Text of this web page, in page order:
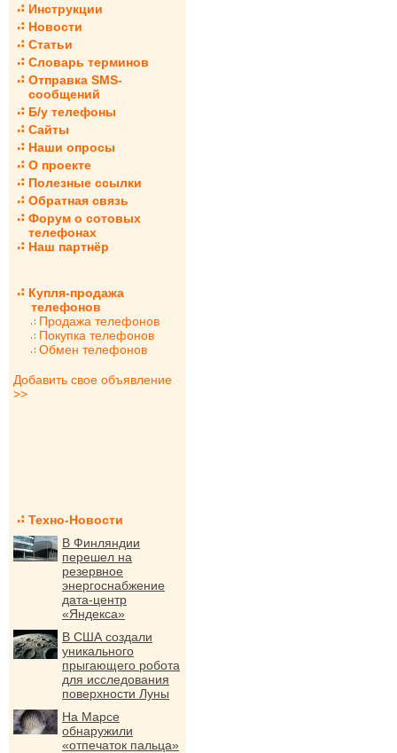
Инструкции
Новости
Статьи
Словарь терминов
Отправка SMS-
сообщений
Б/у телефоны
Сайты
Наши опросы
О проекте
Полезные ссылки
Обратная связь
Форум о сотовых
телефонах
Наш партнёр
Купля-продажа
телефонов
Продажа телефонов
Покупка телефонов
Обмен телефонов
Добавить свое объявление
>>
Техно-Новости
В Финляндии
перешел на
резервное
энергоснабжение
дата-центр
«Яндекса»
В США создали
уникального
прыгающего робота
для исследования
поверхности Луны
На Марсе
обнаружили
«отпечаток пальца»